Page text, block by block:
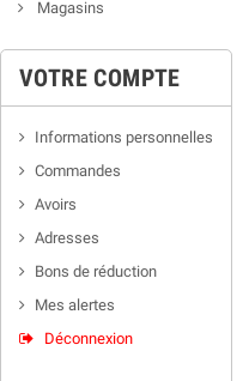
Magasins
VOTRE COMPTE
Informations personnelles
Commandes
Avoirs
Adresses
Bons de réduction
Mes alertes
Déconnexion